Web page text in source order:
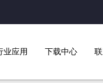
业应用 下载中心